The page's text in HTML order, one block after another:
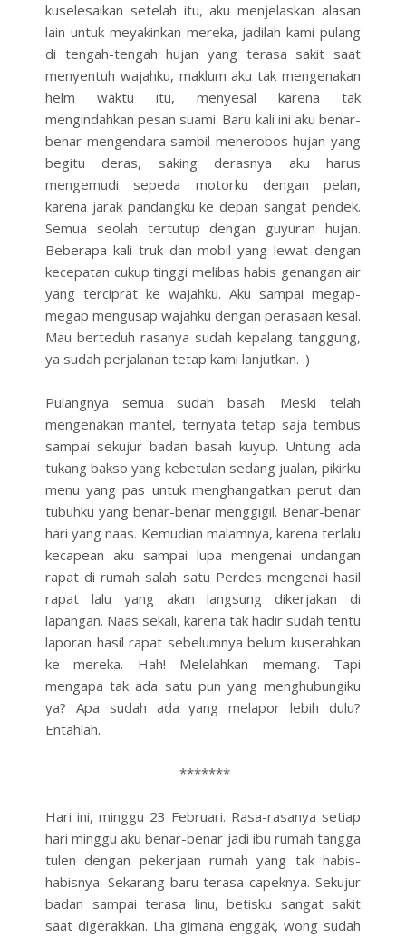
kuselesaikan setelah itu, aku menjelaskan alasan
lain untuk meyakinkan mereka, jadilah kami pulang
di tengah-tengah hujan yang terasa sakit saat
menyentuh wajahku, maklum aku tak mengenakan
helm waktu itu, menyesal karena tak
mengindahkan pesan suami. Baru kali ini aku benar-
benar mengendara sambil menerobos hujan yang
begitu deras, saking derasnya aku harus
mengemudi sepeda motorku dengan pelan,
karena jarak pandangku ke depan sangat pendek.
Semua seolah tertutup dengan guyuran hujan.
Beberapa kali truk dan mobil yang lewat dengan
kecepatan cukup tinggi melibas habis genangan air
yang terciprat ke wajahku. Aku sampai megap-
megap mengusap wajahku dengan perasaan kesal.
Mau berteduh rasanya sudah kepalang tanggung,
ya sudah perjalanan tetap kami lanjutkan. :)
Pulangnya semua sudah basah. Meski telah
mengenakan mantel, ternyata tetap saja tembus
sampai sekujur badan basah kuyup. Untung ada
tukang bakso yang kebetulan sedang jualan, pikirku
menu yang pas untuk menghangatkan perut dan
tubuhku yang benar-benar menggigil. Benar-benar
hari yang naas. Kemudian malamnya, karena terlalu
kecapean aku sampai lupa mengenai undangan
rapat di rumah salah satu Perdes mengenai hasil
rapat lalu yang akan langsung dikerjakan di
lapangan. Naas sekali, karena tak hadir sudah tentu
laporan hasil rapat sebelumnya belum kuserahkan
ke mereka. Hah! Melelahkan memang. Tapi
mengapa tak ada satu pun yang menghubungiku
ya? Apa sudah ada yang melapor lebih dulu?
Entahlah.
*******
Hari ini, minggu 23 Februari. Rasa-rasanya setiap
hari minggu aku benar-benar jadi ibu rumah tangga
tulen dengan pekerjaan rumah yang tak habis-
habisnya. Sekarang baru terasa capeknya. Sekujur
badan sampai terasa linu, betisku sangat sakit
saat digerakkan. Lha gimana enggak, wong sudah